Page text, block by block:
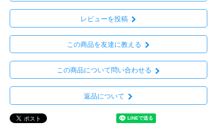
レビューを投稿
この商品を友達に教える
この商品について問い合わせる
返品について